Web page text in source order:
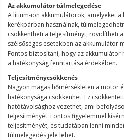
Az akkumulátor túlmelegedése
A lítium-ion akkumulátorok, amelyeket
kerékpárban használnak,
csökkentheti a teljesítményt, rövidítheti
szélsőséges esetekben az akkumulátor
Fontos biztosítani, hogy az
a hatékonyság fenntartása érdekében.
Teljesítménycsökkenés
Nagyon magas hőmérsékleten a motor
hatékonysága csökkenhet. Ez
hatótávolsághoz vezethet, ami
teljesítményét. Fontos figyelemmel
teljesítményét, és tudatában lenni
túlmelegedés jele lehet.